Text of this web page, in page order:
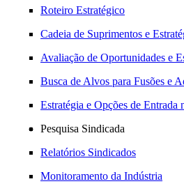
Roteiro Estratégico
Cadeia de Suprimentos e
Avaliação de Oportunidades e
Busca de Alvos para Fusões e
Estratégia e Opções de Entrada
Pesquisa Sindicada
Relatórios Sindicados
Monitoramento da Indústria